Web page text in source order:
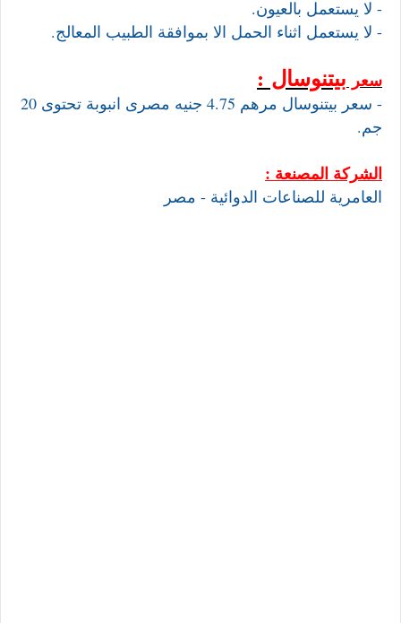
- لا يستعمل بالعيون.
- لا يستعمل اثناء الحمل الا بموافقة الطبيب المعالج.
سعر بيتنوسال :
- سعر بيتنوسال مرهم 4.75 جنيه مصرى انبوبة تحتوى 20
جم.
الشركة المصنعة :
العامرية للصناعات الدوائية - مصر